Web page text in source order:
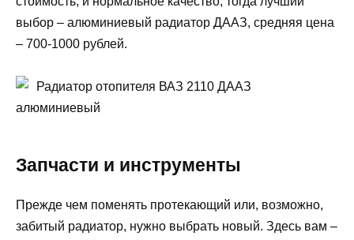
выбор – алюминиевый радиатор ДААЗ, средняя цена
– 700-1000 рублей.
Радиатор отопителя ВАЗ 2110 ДААЗ
алюминиевый
Запчасти и инструменты
Прежде чем поменять протекающий или, возможно,
забитый радиатор, нужно выбрать новый. Здесь вам –